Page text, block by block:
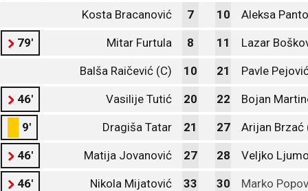
Kosta Bracanović 7 10 Aleksa
79' Mitar Furtula 8 11 Lazar
Balša Raičević (C) 10 21 Pavle
46' Vasilije Tutić 20 22 Bojan
9' Dragiša Tatar 21 27 Arijan Brzać
46' Matija Jovanović 27 28 Veljko
46' Nikola Mijatović 33 30 Marko